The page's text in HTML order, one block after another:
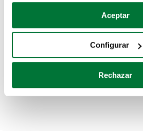
Si lo permite, también quisiéramos:
Recopilar información sobre su
Identificar su dispositivo
para buscar características
Obtenga más información sobre
Aceptar
Configurar
Rechazar
Coches de segunda mano
Coches de km0